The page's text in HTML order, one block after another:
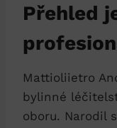
Přehled
Mattioliietro
bylinné
oboru. Narodil